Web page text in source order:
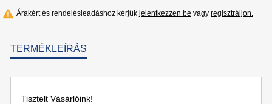
Árakért és rendelésleadáshoz kérjük jelentkezzen be vagy regisztráljon.
TERMÉKLEÍRÁS
Tisztelt Vásárlóink!